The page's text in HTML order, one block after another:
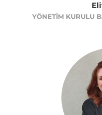
YÖNETIM KURULU